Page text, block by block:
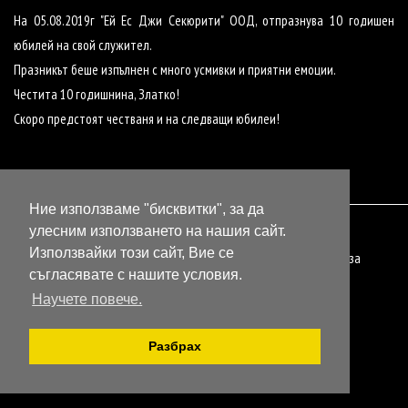
Ние използваме "бисквитки", за да
улесним използването на нашия сайт.
Използвайки този сайт, Вие се
съгласявате с нашите условия.
Научете повече.
Разбрах
На 05.08.2019г "Ей Ес Джи Секюрити" ООД, отпразнува 10 годишен
юбилей на свой служител.
Празникът беше изпълнен с много усмивки и приятни емоции.
Честита 10 годишнина, Златко!
Скоро предстоят честваня и на следващи юбилеи!
Начало|За нас|Услуги| Партньори
Политика за
поверителност|Контакти